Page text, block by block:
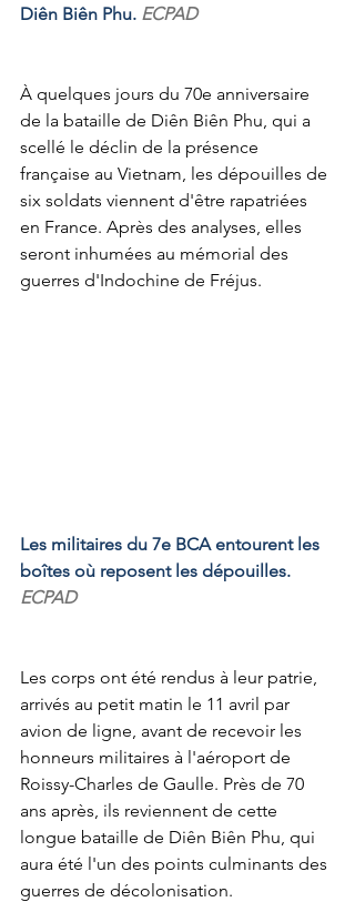
Diên Biên Phu. ECPAD
À quelques jours du 70e anniversaire
de la bataille de Diên Biên Phu, qui a
scellé le déclin de la présence
française au Vietnam, les dépouilles de
six soldats viennent d'être rapatriées
en France. Après des analyses, elles
seront inhumées au mémorial des
guerres d'Indochine de Fréjus.
Les militaires du 7e BCA entourent les
boîtes où reposent les dépouilles.
ECPAD
Les corps ont été rendus à leur patrie,
arrivés au petit matin le 11 avril par
avion de ligne, avant de recevoir les
honneurs militaires à l'aéroport de
Roissy-Charles de Gaulle. Près de 70
ans après, ils reviennent de cette
longue bataille de Diên Biên Phu, qui
aura été l'un des points culminants des
guerres de décolonisation.